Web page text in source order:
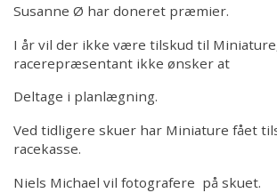
Susanne Ø har doneret præmier.
I år vil der ikke være tilskud til
racerepræsentant ikke ønsker at
Deltage i planlægning.
Ved tidligere skuer har Miniature fået
racekasse.
Niels Michael vil fotografere på skuet.